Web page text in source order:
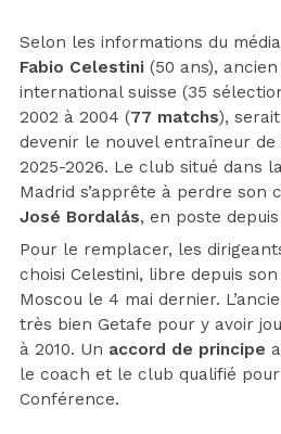
Selon les informations du
Fabio Celestini (50 ans),
international suisse (35
2002 à 2004 (77 matchs),
devenir le nouvel entraîneur de
2025-2026. Le club situé dans
Madrid s’apprête à perdre son
José Bordalás, en poste
Pour le remplacer, les
choisi Celestini, libre depuis
Moscou le 4 mai dernier.
très bien Getafe pour y avoir
à 2010. Un accord de principe
le coach et le club qualifié
Conférence.